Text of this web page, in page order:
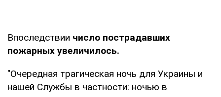
Впоследствии число пострадавших
пожарных увеличилось.
"Очередная трагическая ночь для Украины и
нашей Службы в частности: ночью в